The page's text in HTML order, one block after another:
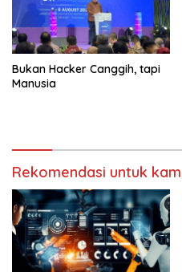
Bukan Hacker Canggih, tapi
Manusia
Rekomendasi untuk